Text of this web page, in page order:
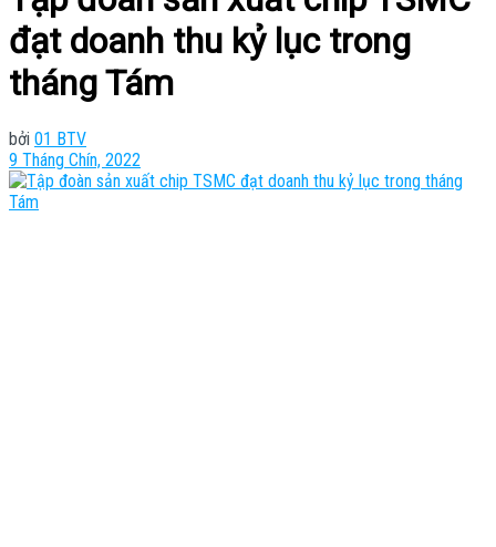
đạt doanh thu kỷ lục trong
tháng Tám
bởi 01 BTV
9 Tháng Chín, 2022